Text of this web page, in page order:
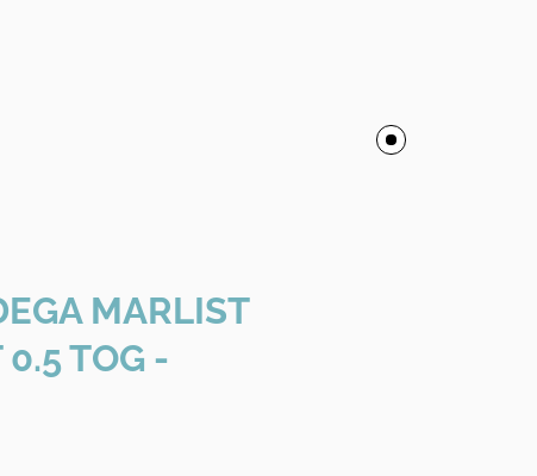
MARLIST
TOG -